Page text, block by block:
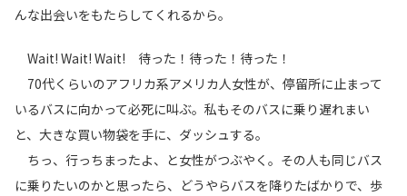
んな出会いをもたらしてくれるから。
Wait! Wait! Wait! 待った！待った！待った！
70代くらいのアフリカ系アメリカ人女性が、停留所に止まって
いるバスに向かって必死に叫ぶ。私もそのバスに乗り遅れまい
と、大きな買い物袋を手に、ダッシュする。
ちっ、行っちまったよ、と女性がつぶやく。その人も同じバス
に乗りたいのかと思ったら、どうやらバスを降りたばかりで、歩